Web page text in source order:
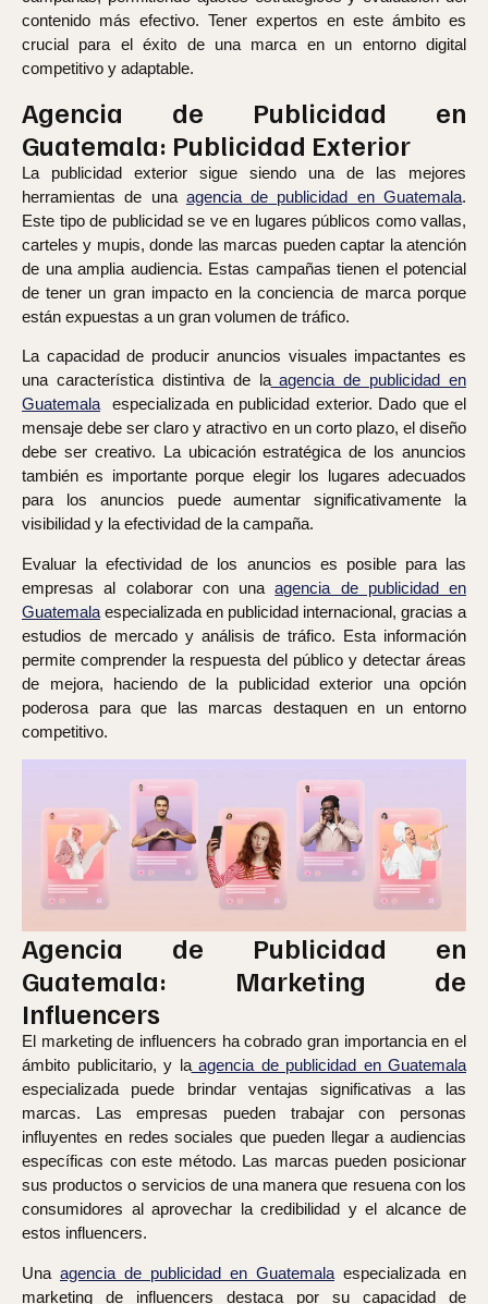
contenido más efectivo. Tener expertos en este ámbito es
crucial para el éxito de una marca en un entorno digital
competitivo y adaptable.
Agencia de Publicidad en
Guatemala: Publicidad Exterior
La publicidad exterior sigue siendo una de las mejores
herramientas de una agencia de publicidad en Guatemala.
Este tipo de publicidad se ve en lugares públicos como vallas,
carteles y mupis, donde las marcas pueden captar la atención
de una amplia audiencia. Estas campañas tienen el potencial
de tener un gran impacto en la conciencia de marca porque
están expuestas a un gran volumen de tráfico.
La capacidad de producir anuncios visuales impactantes es
una característica distintiva de laagencia de publicidad en
Guatemala especializada en publicidad exterior. Dado que el
mensaje debe ser claro y atractivo en un corto plazo, el diseño
debe ser creativo. La ubicación estratégica de los anuncios
también es importante porque elegir los lugares adecuados
para los anuncios puede aumentar significativamente la
visibilidad y la efectividad de la campaña.
Evaluar la efectividad de los anuncios es posible para las
empresas al colaborar con unaagencia de publicidad en
Guatemala especializada en publicidad internacional, gracias a
estudios de mercado y análisis de tráfico. Esta información
permite comprender la respuesta del público y detectar áreas
de mejora, haciendo de la publicidad exterior una opción
poderosa para que las marcas destaquen en un entorno
competitivo.
Agencia de Publicidad en
Guatemala: Marketing de
Influencers
El marketing de influencers ha cobrado gran importancia en el
ámbito publicitario, y laagencia de publicidad en Guatemala
especializada puede brindar ventajas significativas a las
marcas. Las empresas pueden trabajar con personas
influyentes en redes sociales que pueden llegar a audiencias
específicas con este método. Las marcas pueden posicionar
sus productos o servicios de una manera que resuena con los
consumidores al aprovechar la credibilidad y el alcance de
estos influencers.
Una agencia de publicidad en Guatemala especializada en
marketing de influencers destaca por su capacidad de